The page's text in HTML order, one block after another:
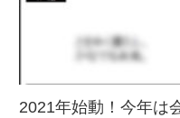
2021年始動！今年は